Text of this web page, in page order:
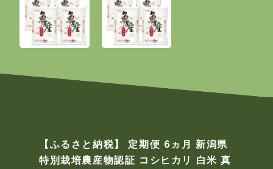
【ふるさと納税】 定期便 6ヵ月 新潟県
特別栽培農産物認証 コシヒカリ 白米 真